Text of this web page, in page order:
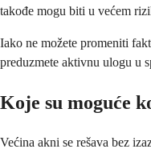
takođe mogu biti u većem
Iako ne možete promeniti
preduzmete aktivnu ulogu u
Koje su moguće
Većina akni se rešava bez